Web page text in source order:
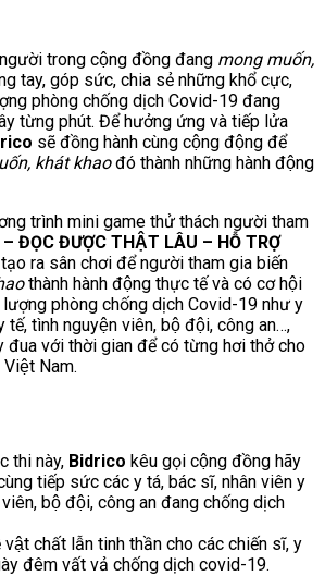
trong cộng đồng đang mong muốn,
tay, góp sức, chia sẻ những khổ cực,
phòng chống dịch Covid-19 đang
từng phút. Để hưởng ứng và tiếp lửa
sẽ đồng hành cùng cộng động để
khát khaođó thành những hành động
trình mini game thử thách người tham
– ĐỌC ĐƯỢC THẬT LÂU – HỖ TRỢ
ra sân chơi để người tham gia biến
thành hành động thực tế và có cơ hội
phòng chống dịch Covid-19 như y
tế, tình nguyện viên, bộ đội, công an…,
đua với thời gian để có từng hơi thở cho
Nam.
thi này, Bidrico kêu gọi cộng đồng hãy
tiếp sức các y tá, bác sĩ, nhân viên y
bộ đội, công an đang chống dịch
chất lẫn tinh thần cho các chiến sĩ, y
đêm vất vả chống dịch covid-19.